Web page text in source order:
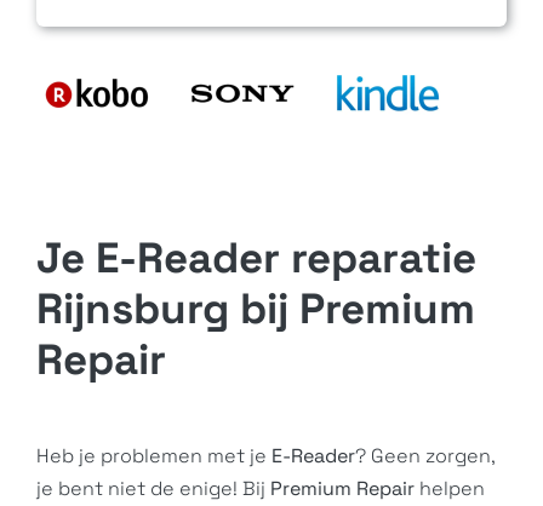
Je E-Reader reparatie
Rijnsburg bij Premium
Repair
Heb je problemen met je E-Reader? Geen zorgen,
je bent niet de enige! Bij Premium Repairhelpen